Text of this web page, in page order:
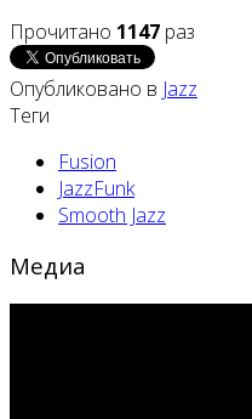
Прочитано 1147 раз
Опубликовано в Jazz
Теги
Fusion
JazzFunk
Smooth Jazz
Медиа